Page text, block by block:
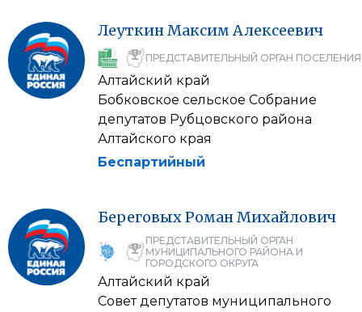
ЛеуткинМаксим Алексеевич
ПРЕДСТАВИТЕЛЬНЫЙ ОРГАН ПОСЕЛЕНИЯ
Алтайский край
Бобковское сельское Собрание
депутатов Рубцовского района
Алтайского края
Беспартийный
БереговыхРоманМихайлович
ПРЕДСТАВИТЕЛЬНЫЙ ОРГАН
МУНИЦИПАЛЬНОГО РАЙОНА И
ГОРОДСКОГО ОКРУГА
Алтайский край
Совет депутатов муниципального